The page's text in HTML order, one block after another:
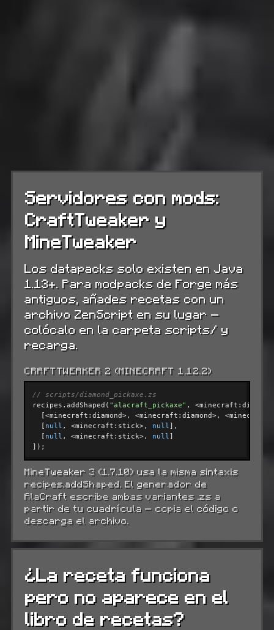
Servidores con mods:
CraftTweaker y
MineTweaker
Los datapacks solo existen en Java
1.13+. Para modpacks de Forge más
antiguos, añades recetas con un
archivo ZenScript en su lugar —
colócalo en la carpeta scripts/ y
recarga.
CRAFTTWEAKER 2 (MINECRAFT 1.12.2)
// scripts/diamond_pickaxe.zs
recipes.addShaped( "alacraft_pickaxe" ,
[<minecraft:diamond>, <minecraft:diamond>,
  [
null , <minecraft:stick>, null],
  [
null , <minecraft:stick>, null]
]);
MineTweaker 3 (1.7.10) usa la misma sintaxis
recipes.addShaped. El generador de
AlaCraft escribe ambas variantes .zs a
partir de tu cuadrícula — copia el código o
descarga el archivo.
¿La receta funciona
pero no aparece en el
libro de recetas?